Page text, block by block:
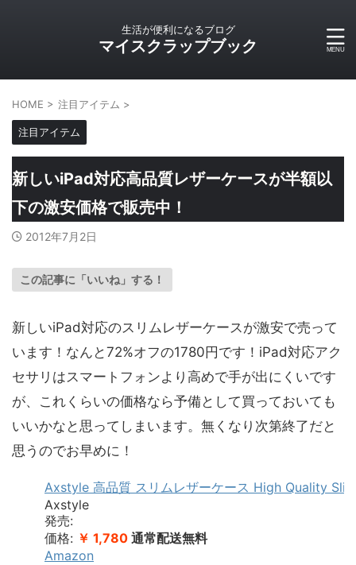
生活が便利になるブログ
マイスクラップブック
HOME > 注目アイテム >
注目アイテム
新しいiPad対応高品質レザーケースが半額以
下の激安価格で販売中！
2012年7月2日
この記事に「いいね」する！
新しいiPad対応のスリムレザーケースが激安で売って
います！なんと72%オフの1780円です！iPad対応アク
セサリはスマートフォンより高めで手が出にくいです
が、これくらいの価格なら予備として買っておいても
いいかなと思ってしまいます。無くなり次第終了だと
思うのでお早めに！
Axstyle 高品質 スリムレザーケース High Quality
Axstyle
発売:
価格: ￥ 1,780 通常配送無料
Amazon